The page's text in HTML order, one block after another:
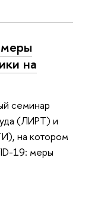
на
семинар
(ЛИРТ) и
на котором
19: меры